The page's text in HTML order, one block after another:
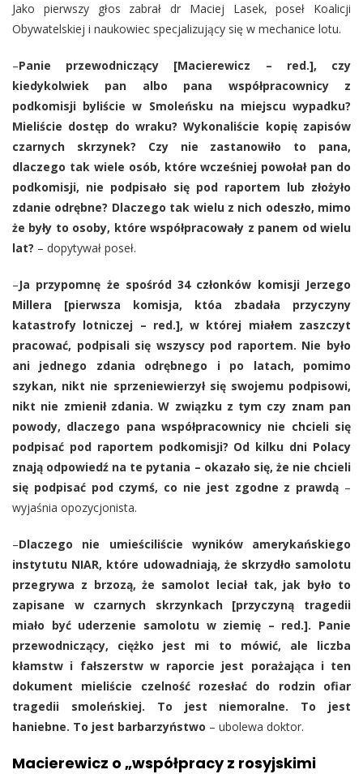
Jako pierwszy głos zabrał dr Maciej Lasek, poseł Koalicji
Obywatelskiej i naukowiec specjalizujący się w mechanice lotu.
–Panie przewodniczący [Macierewicz – red.], czy
kiedykolwiek pan albo pana współpracownicy z
podkomisji byliście w Smoleńsku na miejscu wypadku?
Mieliście dostęp do wraku? Wykonaliście kopię zapisów
czarnych skrzynek?
Czy nie zastanowiło to pana,
dlaczego tak wiele osób, które wcześniej powołał pan do
podkomisji, nie podpisało się pod raportem lub złożyło
zdanie odrębne? Dlaczego tak wielu z nich odeszło, mimo
że były to osoby, które współpracowały z panem od wielu
lat? – dopytywał poseł.
–Ja przypomnę że spośród 34 członków komisji Jerzego
Millera [pierwsza komisja, któa zbadała przyczyny
katastrofy lotniczej – red.], w której miałem zaszczyt
pracować, podpisali się wszyscy pod raportem. Nie było
ani jednego zdania odrębnego i po latach, pomimo
szykan, nikt nie sprzeniewierzył się swojemu podpisowi,
nikt nie zmienił zdania. W związku z tym czy znam pan
powody, dlaczego pana współpracownicy nie chcieli się
podpisać pod raportem podkomisji? Od kilku dni Polacy
znają odpowiedź na te pytania – okazało się, że nie chcieli
się podpisać pod czymś, co nie jest zgodne z prawdą –
wyjaśnia opozycjonista.
–Dlaczego nie umieściliście wyników amerykańskiego
instytutu NIAR, które udowadniają, że skrzydło samolotu
przegrywa z brzozą, że samolot leciał tak, jak było to
zapisane w czarnych skrzynkach [przyczyną tragedii
miało być uderzenie samolotu w ziemię – red.]. Panie
przewodniczący, ciężko jest mi to mówić, ale liczba
kłamstw i fałszerstw w raporcie jest porażająca i ten
dokument mieliście czelność rozesłać do rodzin ofiar
tragedii smoleńskiej. To jest niemoralne. To jest
haniebne. To jest barbarzyństwo – ubolewa doktor.
Macierewicz o „współpracy z rosyjskimi